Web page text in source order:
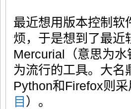
最近想用版本控制软
烦，于是想到了最近
Mercurial（意思为
为流行的工具。大名
Python和Firefox则
目 ）。